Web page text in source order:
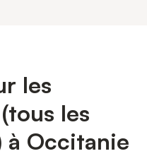
les
les
à Occitanie